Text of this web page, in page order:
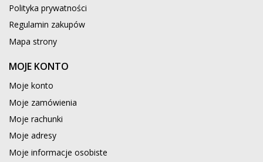
Polityka prywatności
Regulamin zakupów
Mapa strony
MOJE KONTO
Moje konto
Moje zamówienia
Moje rachunki
Moje adresy
Moje informacje osobiste